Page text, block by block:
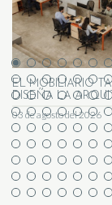
EL MOBILIARIO
DISEÑA LA
03 de agosto del 2026